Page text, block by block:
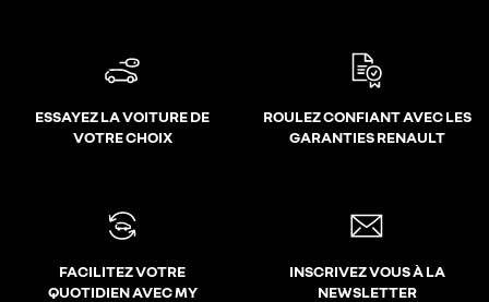
ESSAYEZ LA VOITURE DE
VOTRE CHOIX
ROULEZ CONFIANT AVEC LES
GARANTIES RENAULT
FACILITEZ VOTRE
QUOTIDIEN AVEC MY
INSCRIVEZ VOUS À LA
NEWSLETTER